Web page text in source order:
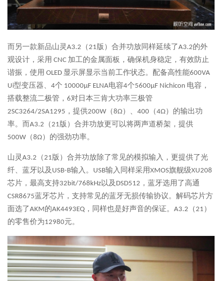
而另一款新品山灵A3.2（21版）合并功放同样延续了A3.2的外
观设计，采用 CNC 加工的金属面板，确保机身稳定，有效防止
谐振，使用 OLED 显示屏显示当前工作状态。配备高性能600VA
Ui型变压器、4个 10000μF ELNA电容4个5600μF Nichicon 电容，
搭载整流二极管，6对日本三肯大功率三极管
2SC3264/2SA1295，提供200W（8Ω）、400（4Ω）的输出功
率。而A3.2（21版）合并功放更可以将两声道桥架，提供
500W（8Ω）的强劲功率。
山灵A3.2（21版）合并功放除了常见的模拟输入，更提供了光
纤、蓝牙以及USB-B输入。USB输入同样采用XMOS旗舰级XU208
芯片，最高支持32bit/768kHz以及DSD512，蓝牙选用了高通
CSR8675蓝牙芯片，支持常见的蓝牙无损传输协议。解码芯片方
面选了AKM的AK4493EQ，同样也是好声音的保证。A3.2（21）
的零售价为12980元。